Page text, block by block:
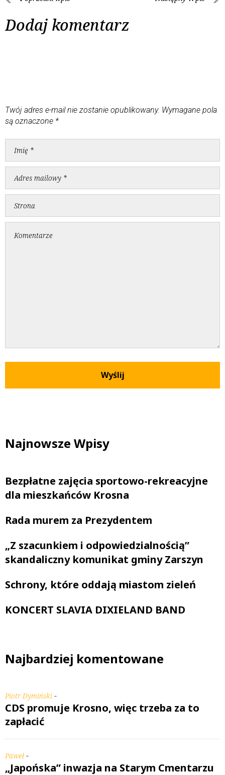
Dodaj komentarz
Twój adres e-mail nie zostanie opublikowany. Wymagane pola
są oznaczone *
Najnowsze Wpisy
Bezpłatne zajęcia sportowo-rekreacyjne
dla mieszkańców Krosna
Rada murem za Prezydentem
„Z szacunkiem i odpowiedzialnością”
skandaliczny komunikat gminy Zarszyn
Schrony, które oddają miastom zieleń
KONCERT SLAVIA DIXIELAND BAND
Najbardziej komentowane
Piotr Dymiński -
CDS promuje Krosno, więc trzeba za to
zapłacić
Paweł -
„Japońska” inwazja na Starym Cmentarzu